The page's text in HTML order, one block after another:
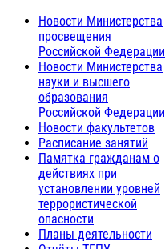
Новости Министерства
просвещения
Российской Федерации
Новости Министерства
науки и высшего
образования
Российской Федерации
Новости факультетов
Расписание занятий
Памятка гражданам о
действиях при
установлении уровней
террористической
опасности
Планы деятельности